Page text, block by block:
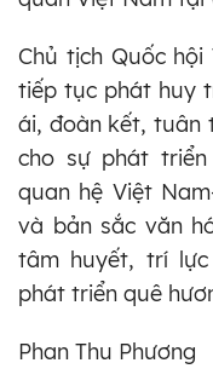
Chủ tịch Quốc
tiếp tục phát huy
ái, đoàn kết, tuân
cho sự phát
quan hệ Việt
và bản sắc văn
tâm huyết, trí
phát triển quê
Phan Thu Phương